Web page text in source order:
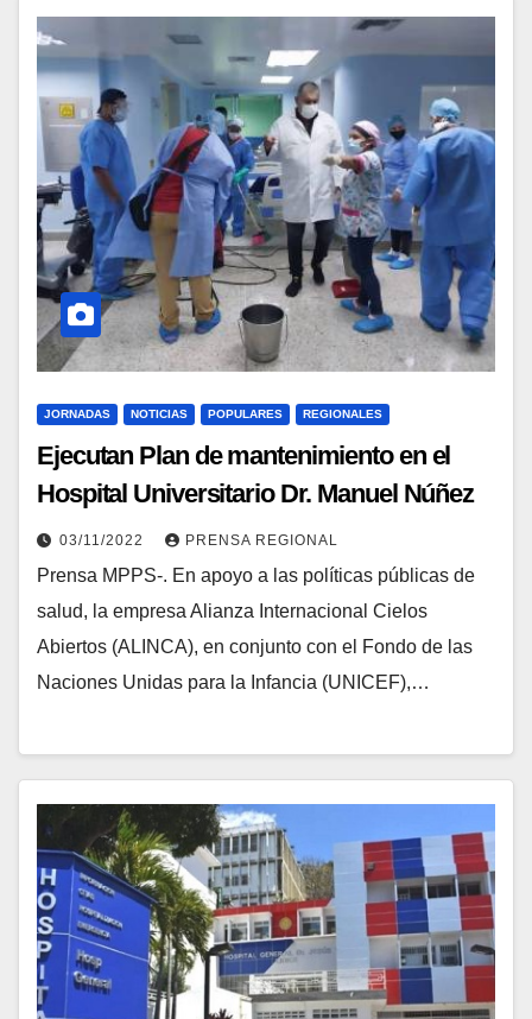
JORNADAS NOTICIAS POPULARES REGIONALES
Ejecutan Plan de mantenimiento en el
Hospital Universitario Dr. Manuel Núñez
Tovar
03/11/2022 PRENSA REGIONAL
Prensa MPPS-. En apoyo a las políticas públicas de
salud, la empresa Alianza Internacional Cielos
Abiertos (ALINCA), en conjunto con el Fondo de las
Naciones Unidas para la Infancia (UNICEF),…